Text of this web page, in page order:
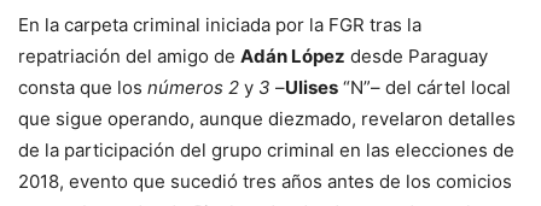
En la carpeta criminal iniciada por la FGR tras la
repatriación del amigo de Adán López desde Paraguay
consta que los números 2 y 3 –Ulises “N”– del cártel local
que sigue operando, aunque diezmado, revelaron detalles
de la participación del grupo criminal en las elecciones de
2018, evento que sucedió tres años antes de los comicios